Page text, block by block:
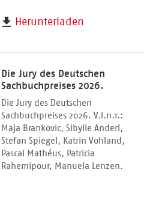
Herunterladen
Die Jury des Deutschen
Sachbuchpreises 2026.
Die Jury des Deutschen
Sachbuchpreises 2026. V.l.n.r.:
Maja Brankovic, Sibylle Anderl,
Stefan Spiegel, Katrin Vohland,
Pascal Mathéus, Patricia
Rahemipour, Manuela Lenzen.